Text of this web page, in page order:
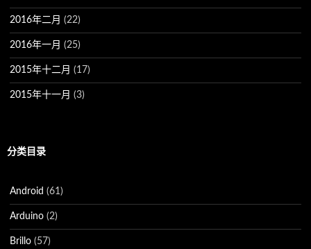
2016年二月 (22)
2016年一月 (25)
2015年十二月 (17)
2015年十一月 (3)
分类目录
Android (61)
Arduino (2)
Brillo (57)